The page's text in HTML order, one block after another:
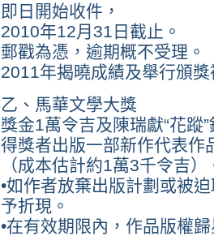
即日開始收件，
2010年12月31日截止。
郵戳為憑，逾期概不受理。
2011年揭曉成績及舉行頒獎
乙、馬華文學大獎
獎金1萬令吉及陳瑞獻“花蹤
得獎者出版一部新作代表作
（成本估計約1萬3千令吉
•如作者放棄出版計劃或被
予折現。
•在有效期限內，作品版權